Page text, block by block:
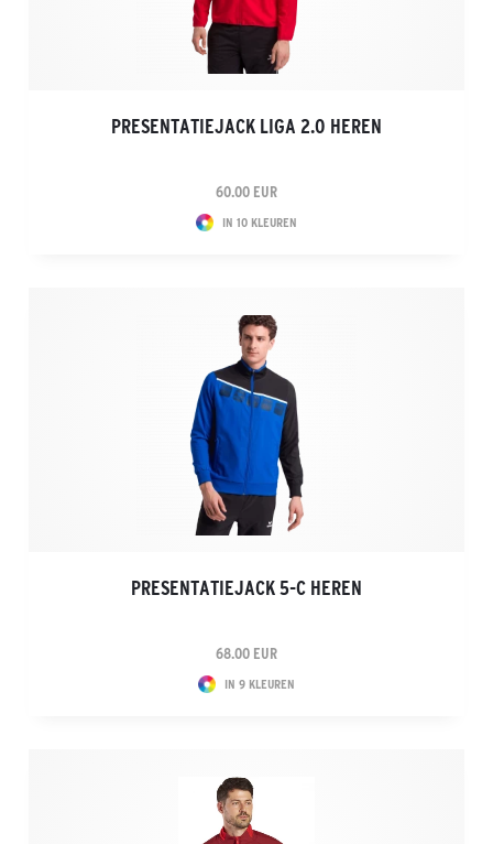
PRESENTATIEJACK LIGA 2.0 HEREN
60.00 EUR
IN 10 KLEUREN
PRESENTATIEJACK 5-C HEREN
68.00 EUR
IN 9 KLEUREN